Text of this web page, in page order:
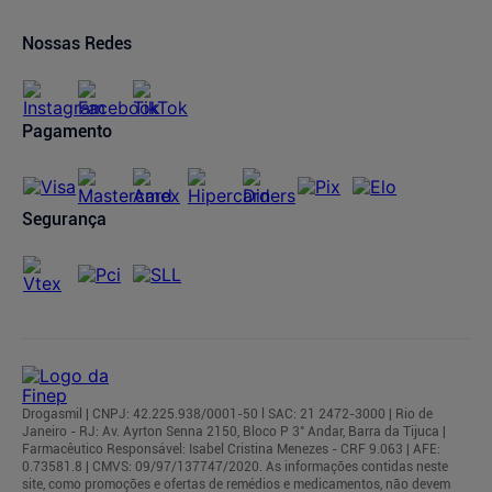
Compra Recorrente
Nossas Redes
Pagamento
Segurança
Drogasmil | CNPJ: 42.225.938/0001-50 l SAC: 21 2472-3000 | Rio de
Janeiro - RJ: Av. Ayrton Senna 2150, Bloco P 3° Andar, Barra da Tijuca |
Farmacêutico Responsável: Isabel Cristina Menezes - CRF 9.063 | AFE:
0.73581.8 | CMVS: 09/97/137747/2020. As informações contidas neste
site, como promoções e ofertas de remédios e medicamentos, não devem